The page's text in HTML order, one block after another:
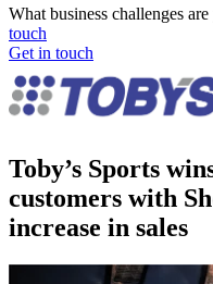
What business challenges
touch
Get in touch
Toby’s Sports
customers with
increase in sales